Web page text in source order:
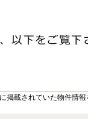
載されていた物件情報